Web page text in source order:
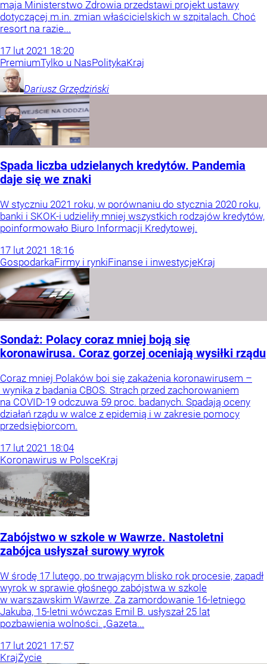
maja Ministerstwo Zdrowia przedstawi projekt ustawy
dotyczącej m.in. zmian właścicielskich w szpitalach. Choć
resort na razie...
17 lut 2021 18:20
PremiumTylko u NasPolitykaKraj
Dariusz Grzędziński
Spada liczba udzielanych kredytów. Pandemia
daje się we znaki
W styczniu 2021 roku, w porównaniu do stycznia 2020 roku,
banki i SKOK-i udzieliły mniej wszystkich rodzajów kredytów,
poinformowało Biuro Informacji Kredytowej.
17 lut 2021 18:16
GospodarkaFirmy i rynkiFinanse i inwestycjeKraj
Sondaż: Polacy coraz mniej boją się
koronawirusa. Coraz gorzej oceniają wysiłki rządu
Coraz mniej Polaków boi się zakażenia koronawirusem –
wynika z badania CBOS. Strach przed zachorowaniem
na COVID-19 odczuwa 59 proc. badanych. Spadają oceny
działań rządu w walce z epidemią i w zakresie pomocy
przedsiębiorcom.
17 lut 2021 18:04
Koronawirus w PolsceKraj
Zabójstwo w szkole w Wawrze. Nastoletni
zabójca usłyszał surowy wyrok
W środę 17 lutego, po trwającym blisko rok procesie, zapadł
wyrok w sprawie głośnego zabójstwa w szkole
w warszawskim Wawrze. Za zamordowanie 16-letniego
Jakuba, 15-letni wówczas Emil B. usłyszał 25 lat
pozbawienia wolności. „Gazeta...
17 lut 2021 17:57
KrajŻycie